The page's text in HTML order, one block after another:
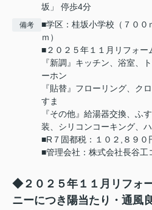
坂」 停歩4分
備考
■学区：桂坂小学校（７００
ｍ）
■２０２５年１１月リフォー
『新調』キッチン、浴室、
ーホン
『貼替』フローリング、ク
すま
『その他』給湯器交換、ふ
装、シリコンコーキング、
■R７固都税：１０２,８９０
■管理会社：株式会社長谷
◆２０２５年１１月リフォ
ニーにつき陽当たり・通風